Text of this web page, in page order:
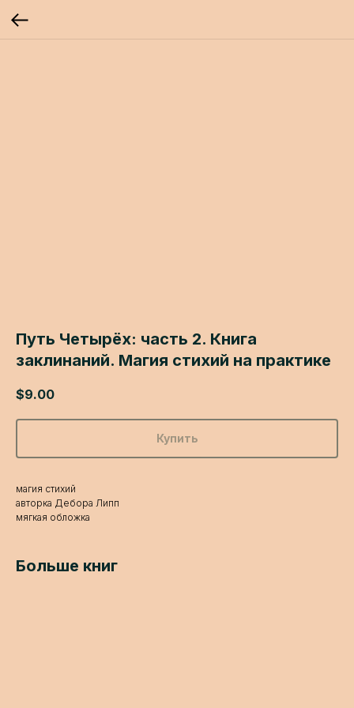
Путь Четырёх: часть 2. Книга
заклинаний. Магия стихий на практике
$9.00
Купить
магия стихий
авторка Дебора Липп
мягкая обложка
Больше книг